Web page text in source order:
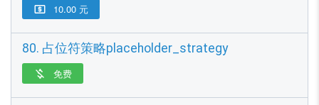
 10.00 元
80. 占位符策略placeholder_strategy
 免费